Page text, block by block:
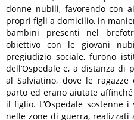
donne nubili, favorendo con
propri figli a domicilio, in
bambini presenti nel
obiettivo con le giovani
pregiudizio sociale, furono
dell’Ospedale e, a distanza di
al Salviatino, dove le
parto ed erano aiutate
il figlio. L’Ospedale sostenne
nelle zone di guerra,